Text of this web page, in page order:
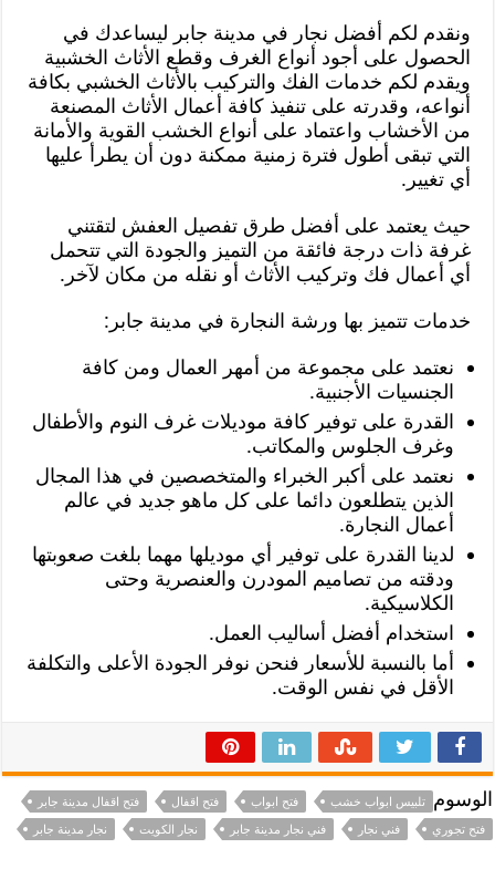
ونقدم لكم أفضل نجار في مدينة جابر ليساعدك في
الحصول على أجود أنواع الغرف وقطع الأثاث الخشبية
ويقدم لكم خدمات الفك والتركيب بالأثاث الخشبي بكافة
أنواعه، وقدرته على تنفيذ كافة أعمال الأثاث المصنعة
من الأخشاب واعتماد على أنواع الخشب القوية والأمانة
التي تبقى أطول فترة زمنية ممكنة دون أن يطرأ عليها
أي تغيير.
حيث يعتمد على أفضل طرق تفصيل العفش لتقتني
غرفة ذات درجة فائقة من التميز والجودة التي تتحمل
أي أعمال فك وتركيب الأثاث أو نقله من مكان لآخر.
خدمات تتميز بها ورشة النجارة في مدينة جابر:
نعتمد على مجموعة من أمهر العمال ومن كافة
الجنسيات الأجنبية.
القدرة على توفير كافة موديلات غرف النوم والأطفال
وغرف الجلوس والمكاتب.
نعتمد على أكبر الخبراء والمتخصصين في هذا المجال
الذين يتطلعون دائما على كل ماهو جديد في عالم
أعمال النجارة.
لدينا القدرة على توفير أي موديلها مهما بلغت صعوبتها
ودقته من تصاميم المودرن والعنصرية وحتى
الكلاسيكية.
استخدام أفضل أساليب العمل.
أما بالنسبة للأسعار فنحن نوفر الجودة الأعلى والتكلفة
الأقل في نفس الوقت.
الوسوم تلبيس ابواب خشب فتح ابواب فتح اقفال
فتح اقفال مدينة جابر
فتح تجوري
فني نجار فني نجار مدينة جابر نجار الكويت نجار مدينة جابر